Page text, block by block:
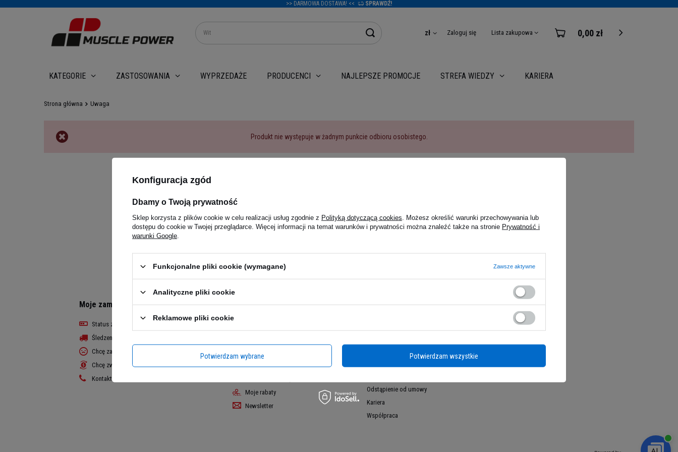
>> DARMOWA DOSTAWA! << SPRAWDŹ!
zł Zaloguj się Lista zakupowa 0,00 zł
KATEGORIE ZASTOSOWANIA WYPRZEDAŻE PRODUCENCI NAJLEPSZE PROMOCJE STREFA WIEDZY KARIERA
Strona główna Uwaga
Produkt nie występuje w żadnym punkcie odbioru osobistego.
Moje zamówienie
Status zamówienia
Śledzenie przesyłki
Chcę zareklamować produkt
Chcę zwrócić produkt
Kontakt
Listy zakupowe
Lista zakupionych produktów
Moje rabaty
Newsletter
Odstąpienie od umowy
Kariera
Współpraca
Konfiguracja zgód
Dbamy o Twoją prywatność
Sklep korzysta z plików cookie w celu realizacji usług zgodnie z Polityką dotyczącą cookies . Możesz określić warunki przechowywania lub
dostępu do cookie w Twojej przeglądarce. Więcej informacji na temat warunków i prywatności można znaleźć także na stronie Prywatność i
warunki Google
Funkcjonalne pliki cookie (wymagane) Zawsze aktywne
Analityczne pliki cookie
Reklamowe pliki cookie
Potwierdzam wybrane Potwierdzam wszystkie